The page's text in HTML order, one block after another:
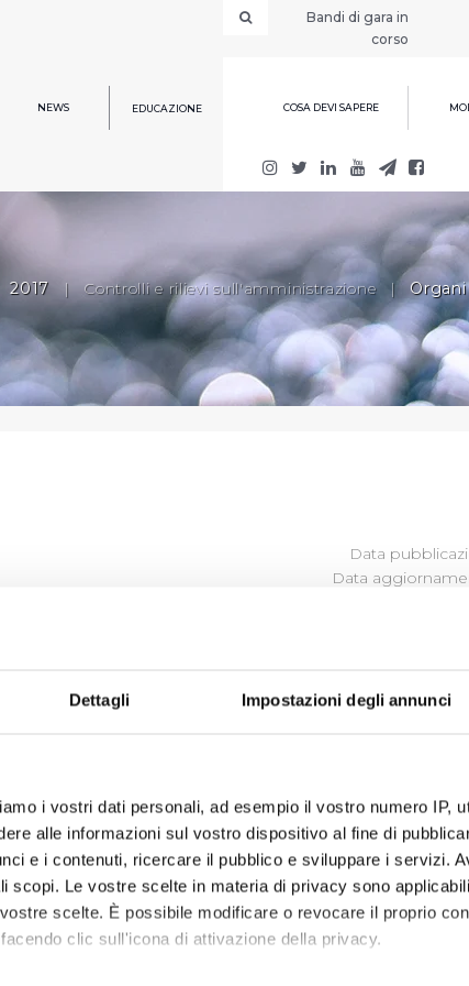
Dettagli Impostazioni degli annunci
i vostri dati personali, ad esempio il vostro numero IP,
alle informazioni sul vostro dispositivo al fine di
e i contenuti, ricercare il pubblico e sviluppare i servizi.
scopi. Le vostre scelte in materia di privacy sono
scelte. È possibile modificare o revocare il proprio
clic sull'icona di attivazione della privacy.
Bandi di gara in
corso
NEWS EDUCAZIONE COSA DEVI SAPERE
2017 | Controlli e rilievi sull'amministrazione |
Data
Data
CHE SVOLGE LE
obblighi di pubblicazione (allego file)